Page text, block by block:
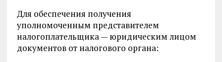
Для обеспечения получения
уполномоченным представителем
налогоплательщика — юридическим лицом
документов от налогового органа: